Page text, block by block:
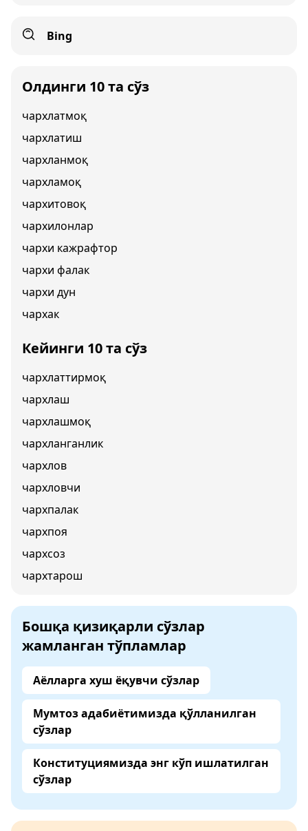
Bing
Олдинги 10 та сўз
чархлатмоқ
чархлатиш
чархланмоқ
чархламоқ
чархитовоқ
чархилонлар
чархи кажрафтор
чархи фалак
чархи дун
чархак
Кейинги 10 та сўз
чархлаттирмоқ
чархлаш
чархлашмоқ
чархланганлик
чархлов
чархловчи
чархпалак
чархпоя
чархсоз
чархтарош
Бошқа қизиқарли сўзлар
жамланган тўпламлар
Аёлларга хуш ёқувчи сўзлар
Мумтоз адабиётимизда қўлланилган
сўзлар
Конституциямизда энг кўп ишлатилган
сўзлар